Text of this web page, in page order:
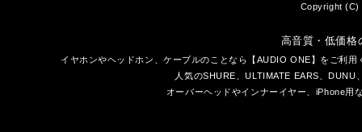
Copyright (C)
高音質・低価格
イヤホンやヘッドホン
、ケーブルのことなら【AUDIO ONE】をご利
人気のSHURE、ULTIMATE EARS、DUNU
オーバーヘッドやインナーイヤー、iPhone用